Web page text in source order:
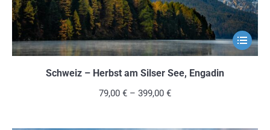
werden
Dieses
Produkt
Schweiz – Herbst am Silser See, Engadin
79,00 € – 399,00 €